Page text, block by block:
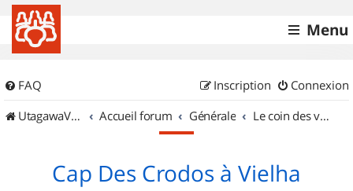
Menu
FAQ Connexion
Inscription
UtagawaVTT (Randos VTT et VTTAE avec traces GPS)
Accueil forum Générale Le coin des vidéastes
Cap Des Crodos à Vielha